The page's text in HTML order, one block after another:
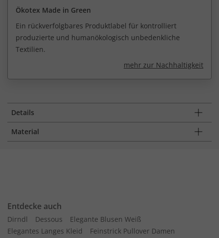
Ökotex Made in Green
Ein rückverfolgbares Produktlabel für kontrolliert
produzierte und humanökologisch unbedenkliche
Textilien.
mehr zur Nachhaltigkeit
Details
Material
Entdecke auch
Dirndl Dessous
Elegante Blusen Weiß
Elegantes Langes Kleid
Feinstrick Pullover Damen